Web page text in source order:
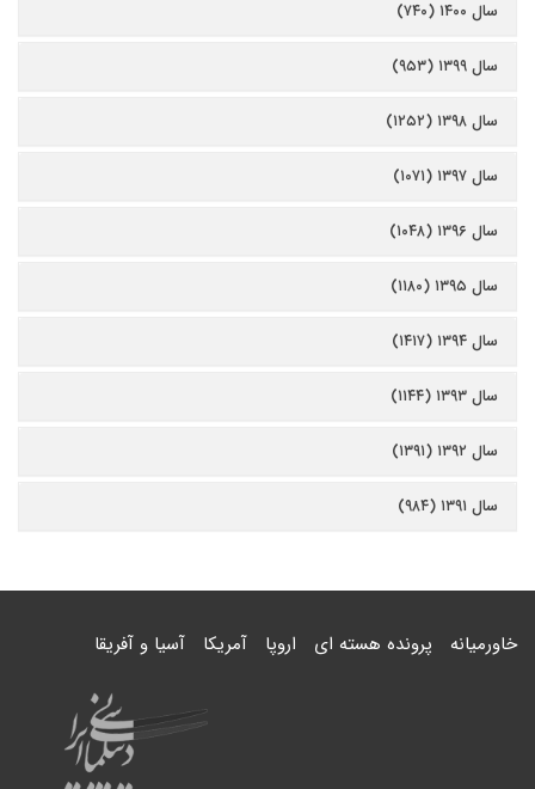
سال ۱۴۰۰ (۷۴۰)
سال ۱۳۹۹ (۹۵۳)
سال ۱۳۹۸ (۱۲۵۲)
سال ۱۳۹۷ (۱۰۷۱)
سال ۱۳۹۶ (۱۰۴۸)
سال ۱۳۹۵ (۱۱۸۰)
سال ۱۳۹۴ (۱۴۱۷)
سال ۱۳۹۳ (۱۱۴۴)
سال ۱۳۹۲ (۱۳۹۱)
سال ۱۳۹۱ (۹۸۴)
خاورمیانه پرونده هسته ای اروپا آمریکا آسیا و آفریقا